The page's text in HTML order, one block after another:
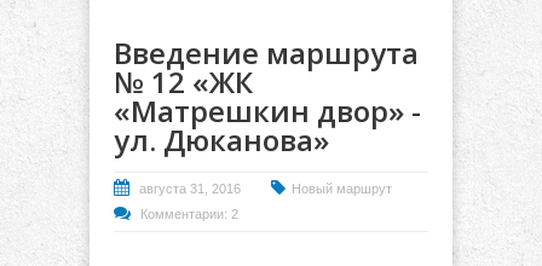
Введение маршрута
№ 12 «ЖК
«Матрешкин двор» -
ул. Дюканова»
августа 31, 2016
Новый маршрут
Комментарии: 2